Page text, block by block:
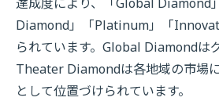
Diamond」「Platinum」「
られています。Global Diamondは
Theater Diamondは各地域の市場
として位置づけられています。